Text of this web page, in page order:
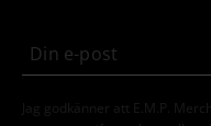
Jag godkänner att E.M.P.